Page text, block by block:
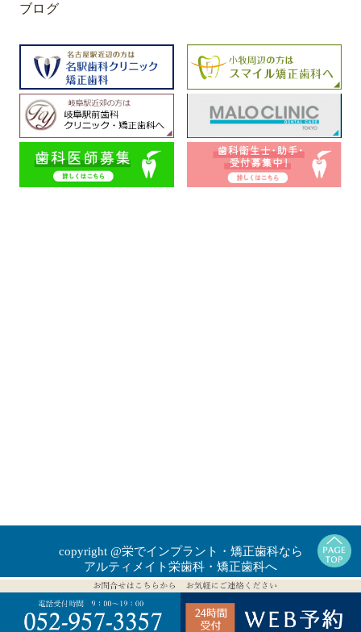
ブログ
copyright @栄でインプラント・矯正歯科なら
アルティメイト栄歯科・矯正歯科へ